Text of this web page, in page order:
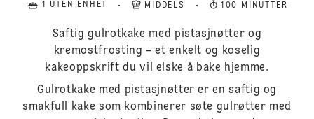
1 UTEN ENHET MIDDELS 100 MINUTTER
Saftig gulrotkake med pistasjnøtter og
kremostfrosting – et enkelt og koselig
kakeoppskrift du vil elske å bake hjemme.
Gulrotkake med pistasjnøtter er en saftig og
smakfull kake som kombinerer søte gulrøtter med